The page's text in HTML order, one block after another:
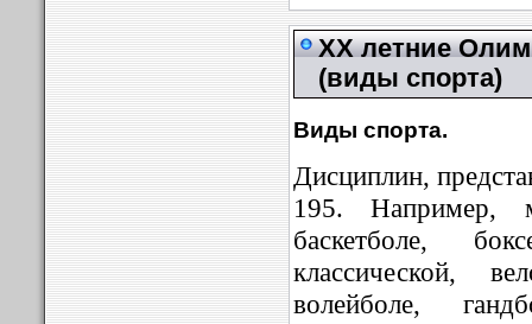
XX летние
(виды спорта)
Виды спорта.
Дисциплин,
195. Например,
баскетболе,
классической,
волейболе,